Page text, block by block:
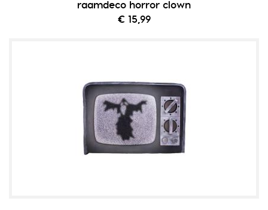
raamdeco horror clown
€ 15,99